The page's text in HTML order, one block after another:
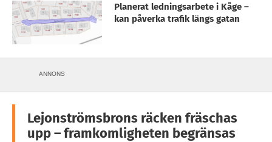
Planerat ledningsarbete i Kåge –
kan påverka trafik längs gatan
ANNONS
Lejonströmsbrons räcken fräschas
upp – framkomligheten begränsas